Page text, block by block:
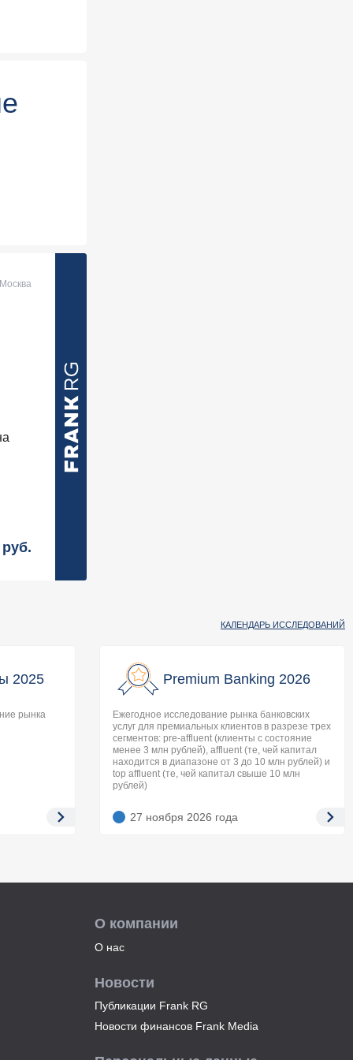
Москва
руб.
КАЛЕНДАРЬ ИССЛЕДОВАНИЙ
2025
рынка
Premium Banking 2026
Ежегодное исследование рынка банковских
услуг для премиальных клиентов в разрезе трех
сегментов: pre-affluent (клиенты с состояние
менее 3 млн рублей), affluent (те, чей капитал
находится в диапазоне от 3 до 10 млн рублей) и
top affluent (те, чей капитал свыше 10 млн
рублей)
27 ноября 2026 года
О компании
О нас
Новости
Публикации Frank RG
Новости финансов Frank Media